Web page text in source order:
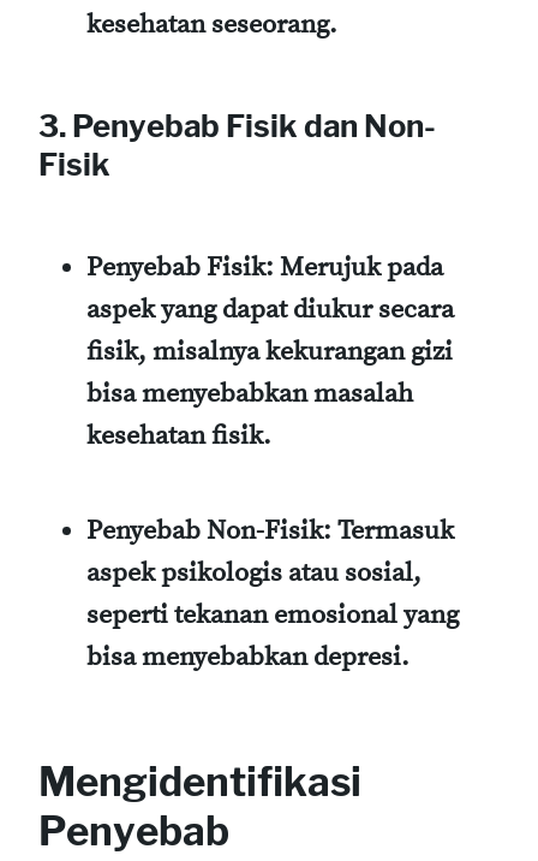
kesehatan seseorang.
3. Penyebab Fisik dan Non-
Fisik
Penyebab Fisik: Merujuk pada
aspek yang dapat diukur secara
fisik, misalnya kekurangan gizi
bisa menyebabkan masalah
kesehatan fisik.
Penyebab Non-Fisik: Termasuk
aspek psikologis atau sosial,
seperti tekanan emosional yang
bisa menyebabkan depresi.
Mengidentifikasi
Penyebab